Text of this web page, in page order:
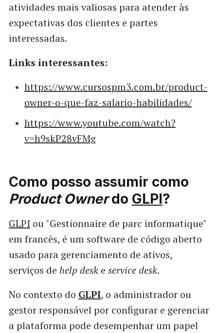
atividades mais valiosas para atender às
expectativas dos clientes e partes
interessadas.
Links interessantes:
https://www.cursospm3.com.br/product-
owner-o-que-faz-salario-habilidades/
https://www.youtube.com/watch?
v=h9skP28vFMg
Como posso assumir como
Product Ownerdo GLPI?
GLPIou "Gestionnaire de parc informatique"
em francês, é um software de código aberto
usado para gerenciamento de ativos,
serviços de help deske service desk.
No contexto do GLPI, o administrador ou
gestor responsável por configurar e gerenciar
a plataforma pode desempenhar um papel